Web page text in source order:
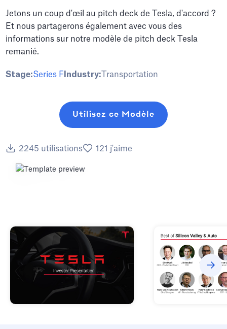
Jetons un coup d'œil au pitch deck de Tesla, d'accord ?
Et nous partagerons également avec vous des
informations sur notre modèle de pitch deck Tesla
remanié.
Stage:Series F Industry: Transportation
Utilisez ce Modèle
2245 utilisations 121 j'aime